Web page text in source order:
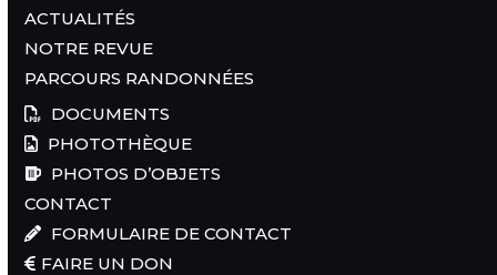
ACTUALITÉS
NOTRE REVUE
PARCOURS RANDONNÉES
DOCUMENTS
PHOTOTHÈQUE
PHOTOS D’OBJETS
CONTACT
FORMULAIRE DE CONTACT
FAIRE UN DON